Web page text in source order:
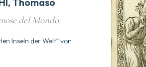
del Mondo.
Inseln der Welt“ von